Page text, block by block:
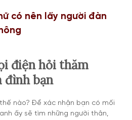
có nên lấy người đàn
điện hỏi thăm
đình bạn
nào? Để xác nhận bạn có mối
ấy sẽ tìm những người thân,